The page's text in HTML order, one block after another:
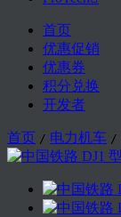
首页
优惠促销
优惠券
积分兑换
开发者
首页 / 电力机车 /